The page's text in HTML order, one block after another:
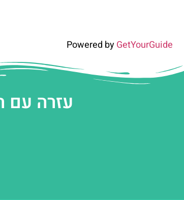
Powered byGetYourGuide
עזרה עם